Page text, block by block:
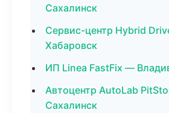
Сахалинск
Сервис-центр Hybrid
Хабаровск
ИП Linea FastFix —
Автоцентр AutoLab
Сахалинск